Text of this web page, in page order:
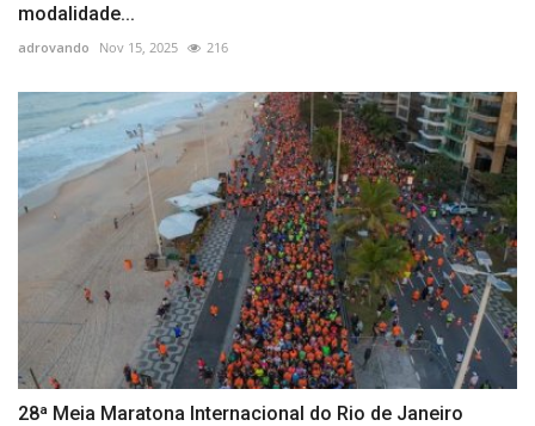
modalidade...
adrovando Nov 15, 2025 216
28ª Meia Maratona Internacional do Rio de Janeiro